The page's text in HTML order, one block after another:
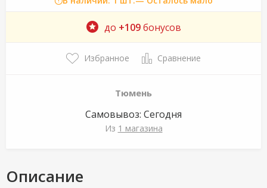
до +109бонусов
Избранное Сравнение
Тюмень
Самовывоз: Сегодня
Из 1 магазина
Описание